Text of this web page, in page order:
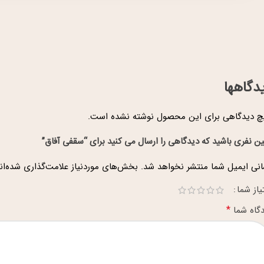
دیدگاهی برای این محصول نوشته نشده است.
نفری باشید که دیدگاهی را ارسال می کنید برای “سقفی آفاق”
ایمیل شما منتشر نخواهد شد. بخش‌های موردنیاز علامت‌گذاری
شما
شما *